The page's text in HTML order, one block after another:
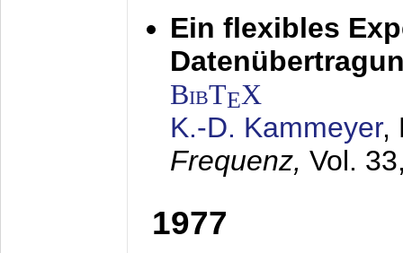
Ein flexibles
BibTEX
K.-D. Kammeyer,
Frequenz, Vol.
1977